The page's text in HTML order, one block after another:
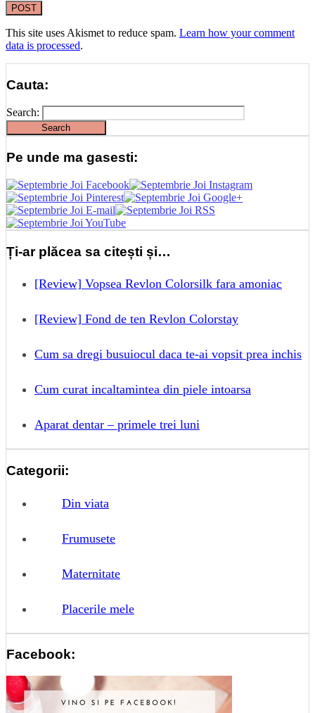
This site uses Akismet to reduce spam. Learn how your comment
data is processed.
Cauta:
Search:
Pe unde ma gasesti:
Ți-ar plăcea sa citești și…
[Review] Vopsea Revlon Colorsilk fara amoniac
[Review] Fond de ten Revlon Colorstay
Cum sa dregi busuiocul daca te-ai vopsit prea inchis
Cum curat incaltamintea din piele intoarsa
Aparat dentar – primele trei luni
Categorii:
Din viata
Frumusete
Maternitate
Placerile mele
Facebook: